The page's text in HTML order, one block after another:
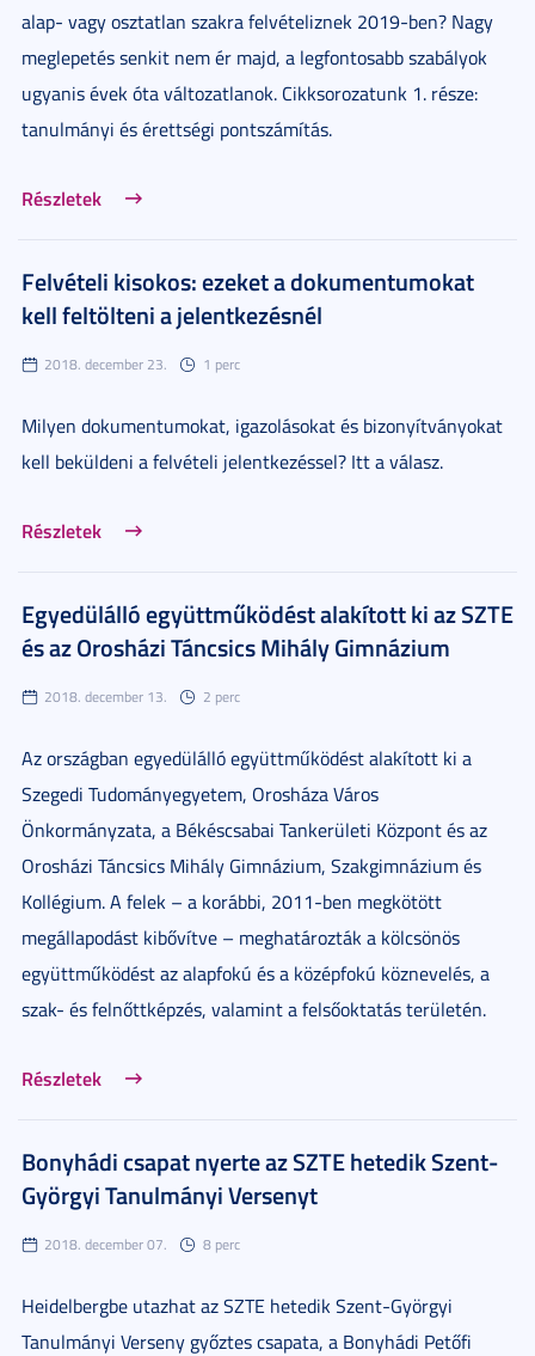
alap- vagy osztatlan szakra felvételiznek 2019-ben? Nagy
meglepetés senkit nem ér majd, a legfontosabb szabályok
ugyanis évek óta változatlanok. Cikksorozatunk 1. része:
tanulmányi és érettségi pontszámítás.
Részletek
Felvételi kisokos: ezeket a dokumentumokat
kell feltölteni a jelentkezésnél
2018. december 23. 1 perc
Milyen dokumentumokat, igazolásokat és bizonyítványokat
kell beküldeni a felvételi jelentkezéssel? Itt a válasz.
Részletek
Egyedülálló együttműködést alakított ki az SZTE
és az Orosházi Táncsics Mihály Gimnázium
2018. december 13. 2 perc
Az országban egyedülálló együttműködést alakított ki a
Szegedi Tudományegyetem, Orosháza Város
Önkormányzata, a Békéscsabai Tankerületi Központ és az
Orosházi Táncsics Mihály Gimnázium, Szakgimnázium és
Kollégium. A felek – a korábbi, 2011-ben megkötött
megállapodást kibővítve – meghatározták a kölcsönös
együttműködést az alapfokú és a középfokú köznevelés, a
szak- és felnőttképzés, valamint a felsőoktatás területén.
Részletek
Bonyhádi csapat nyerte az SZTE hetedik Szent-
Györgyi Tanulmányi Versenyt
2018. december 07. 8 perc
Heidelbergbe utazhat az SZTE hetedik Szent-Györgyi
Tanulmányi Verseny győztes csapata, a Bonyhádi Petőfi